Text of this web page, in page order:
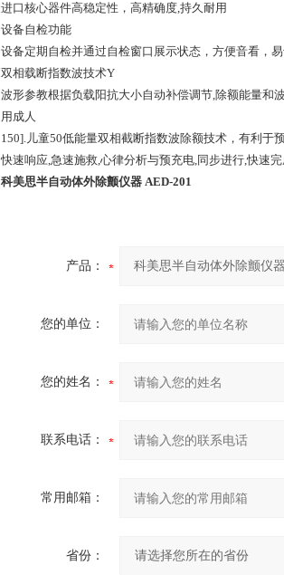
进口核心器件高稳定性，高精确度,持久耐用
设备自检功能
设备定期自检并通过自检窗口展示状态，方便音看，
双相载断指数波技术Y
波形参教根据负载阳抗大小自动补偿调节,除额能量和
用成人
150].儿童50低能量双相截断指数波除额技术，有利于
快速响应,急速施救,心律分析与预充电,同步进行,快速
科美思半自动体外除颤仪器 AED-201
产品：
您的单位：
您的姓名：
联系电话：
常用邮箱：
省份：